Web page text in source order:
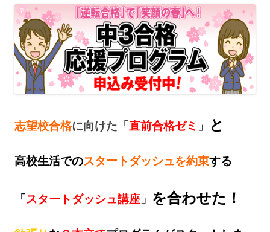
志望校合格に向けた「 直前合格ゼミ 」 と
高校生活でのスタートダッシュを約束する
「 スタートダッシュ講座 」 を合わせた！